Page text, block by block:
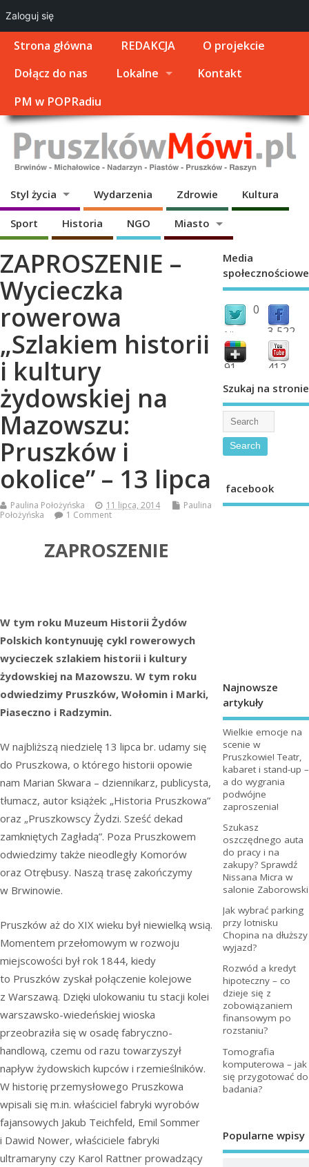
Strona główna REDAKCJA
O projekcie
Dołącz do nas
Lokalne
Kontakt
PM w POPRadiu
Styl życia Wydarzenia Zdrowie Kultura
Sport Historia NGO Miasto
ZAPROSZENIE –
Wycieczka
rowerowa
„Szlakiem historii
i kultury
żydowskiej na
Mazowszu:
Pruszków i
okolice” – 13 lipca
Paulina Położyńska 11 lipca, 2014
Paulina
Położyńska
1 Comment
ZAPROSZENIE
W tym roku Muzeum Historii Żydów
Polskich kontynuuję cykl rowerowych
wycieczek szlakiem historii i kultury
żydowskiej na Mazowszu. W tym roku
odwiedzimy Pruszków, Wołomin i Marki,
Piaseczno i Radzymin.
W najbliższą niedzielę 13 lipca br. udamy się
do Pruszkowa, o którego historii opowie
nam Marian Skwara – dziennikarz, publicysta,
tłumacz, autor książek: „Historia Pruszkowa”
oraz „Pruszkowscy Żydzi. Sześć dekad
zamkniętych Zagładą”. Poza Pruszkowem
odwiedzimy także nieodległy Komorów
oraz Otrębusy. Naszą trasę zakończymy
w Brwinowie.
Pruszków aż do XIX wieku był niewielką wsią.
Momentem przełomowym w rozwoju
miejscowości był rok 1844, kiedy
to Pruszków zyskał połączenie kolejowe
z Warszawą. Dzięki ulokowaniu tu stacji kolei
warszawsko-wiedeńskiej wioska
przeobraziła się w osadę fabryczno-
handlową, czemu od razu towarzyszył
napływ żydowskich kupców i rzemieślników.
W historię przemysłowego Pruszkowa
wpisali się m.in. właściciel fabryki wyrobów
fajansowych Jakub Teichfeld, Emil Sommer
i Dawid Nower, właściciele fabryki
ultramaryny czy Karol Rattner prowadzący
Media
społecznościowe
0
followers 3,522
fans
91 412
Szukaj na stronie
facebook
Najnowsze
artykuły
Wielkie emocje na
scenie w
Pruszkowie! Teatr,
kabaret i stand-up –
a do wygrania
podwójne
zaproszenia!
Szukasz
oszczędnego auta
do pracy i na
zakupy? Sprawdź
Nissana Micra w
salonie Zaborowski
Jak wybrać parking
przy lotnisku
Chopina na dłuższy
wyjazd?
Rozwód a kredyt
hipoteczny – co
dzieje się z
zobowiązaniem
finansowym po
rozstaniu?
Tomografia
komputerowa – jak
się przygotować do
badania?
Popularne wpisy
Zaloguj się